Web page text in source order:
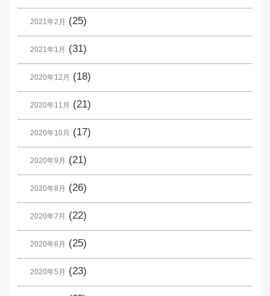
2021年2月 (25)
2021年1月 (31)
2020年12月 (18)
2020年11月 (21)
2020年10月 (17)
2020年9月 (21)
2020年8月 (26)
2020年7月 (22)
2020年6月 (25)
2020年5月 (23)